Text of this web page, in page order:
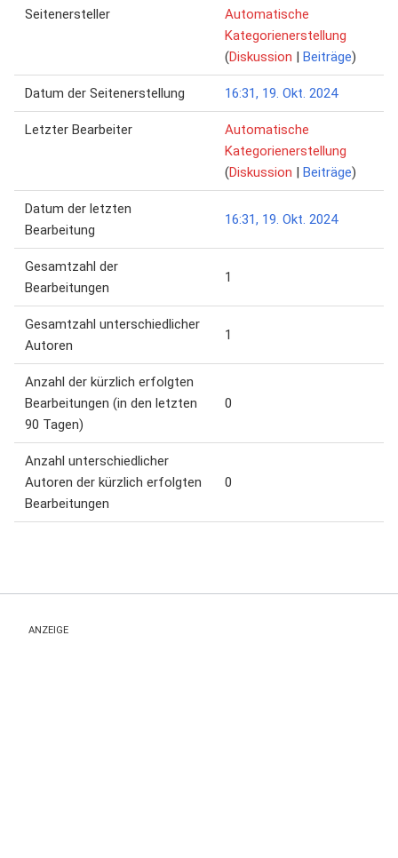
Seitenersteller
Automatische
Kategorienerstellung
(Diskussion | Beiträge)
Datum der Seitenerstellung 16:31, 19. Okt. 2024
Letzter Bearbeiter
Automatische
Kategorienerstellung
(Diskussion | Beiträge)
Datum der letzten
Bearbeitung
16:31, 19. Okt. 2024
Gesamtzahl der
Bearbeitungen
1
Gesamtzahl unterschiedlicher
Autoren
1
Anzahl der kürzlich erfolgten
Bearbeitungen (in den letzten
90 Tagen)
0
Anzahl unterschiedlicher
Autoren der kürzlich erfolgten
Bearbeitungen
0
ANZEIGE